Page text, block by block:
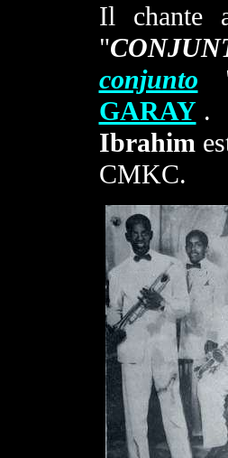
Il chante
"
conjunto
GARAY.
Ibrahim
CMKC.